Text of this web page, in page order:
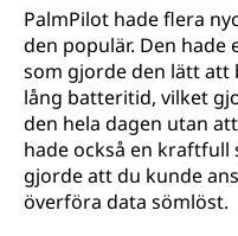
PalmPilot hade flera
den populär. Den
som gjorde den lätt att
lång batteritid, vilket
den hela dagen utan
hade också en
gjorde att du kunde
överföra data sömlöst.